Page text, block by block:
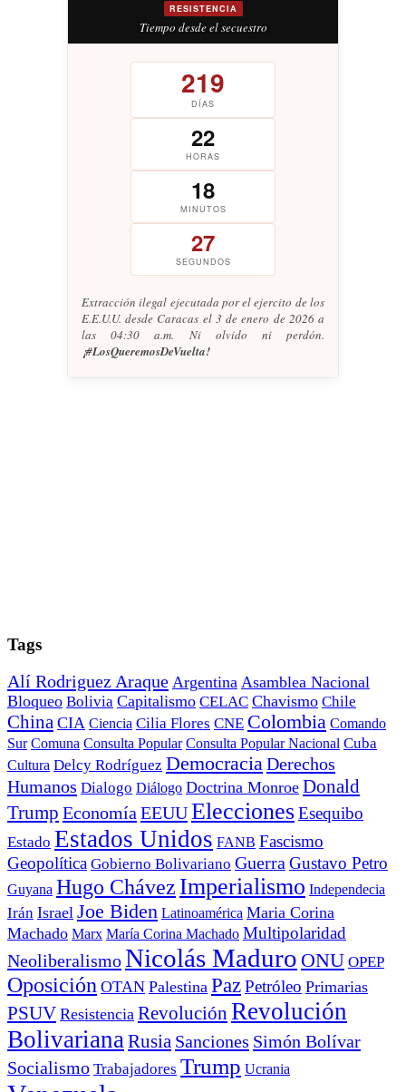
RESISTENCIA
Tiempo desde el secuestro
219
DÍAS
22
HORAS
18
MINUTOS
28
SEGUNDOS
Extracción ilegal ejecutada por el ejercito de los
E.E.U.U. desde Caracas el 3 de enero de 2026 a
las 04:30 a.m. Ni olvido ni perdón.
¡#LosQueremosDeVuelta!
Tags
Alí Rodriguez Araque Argentina Asamblea Nacional
Bloqueo Bolivia Capitalismo CELAC Chavismo Chile
China CIA Ciencia Cilia Flores CNE Colombia Comando
Sur Comuna Consulta Popular Consulta Popular Nacional Cuba
Cultura Delcy Rodríguez DemocraciaDerechos
Humanos Dialogo Diálogo Doctrina Monroe Donald
Trump Economía EEUUEleccionesEsequibo
Estado Estados Unidos FANB Fascismo
Geopolítica Gobierno Bolivariano GuerraGustavo Petro
Guyana Hugo Chávez Imperialismo Independecia
Irán Israel Joe Biden Latinoamérica Maria Corina
Machado Marx María Corina Machado Multipolaridad
NeoliberalismoNicolás Maduro ONU OPEP
Oposición OTAN Palestina PazPetróleo Primarias
PSUV Resistencia Revolución Revolución
BolivarianaRusia Sanciones Simón Bolívar
Socialismo Trabajadores Trump Ucrania